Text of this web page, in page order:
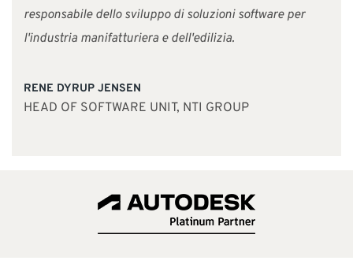
responsabile dello sviluppo di soluzioni software per
l'industria manifatturiera e dell'edilizia.
RENE DYRUP JENSEN
HEAD OF SOFTWARE UNIT, NTI GROUP